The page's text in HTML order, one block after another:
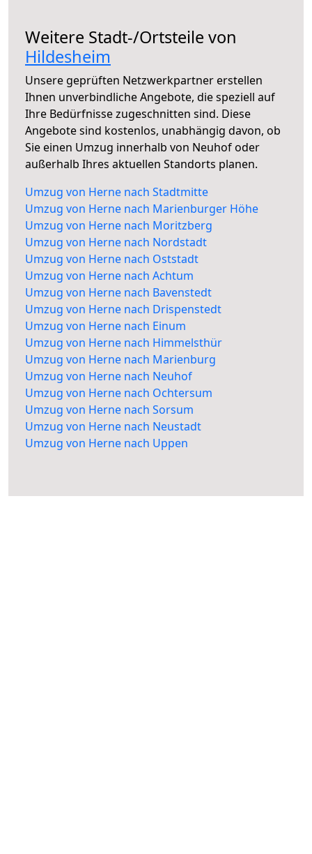
Weitere Stadt-/Ortsteile von
Hildesheim
Unsere geprüften Netzwerkpartner erstellen
Ihnen unverbindliche Angebote, die speziell auf
Ihre Bedürfnisse zugeschnitten sind. Diese
Angebote sind kostenlos, unabhängig davon, ob
Sie einen Umzug innerhalb von Neuhof oder
außerhalb Ihres aktuellen Standorts planen.
Umzug von Herne nach Stadtmitte
Umzug von Herne nach Marienburger Höhe
Umzug von Herne nach Moritzberg
Umzug von Herne nach Nordstadt
Umzug von Herne nach Oststadt
Umzug von Herne nach Achtum
Umzug von Herne nach Bavenstedt
Umzug von Herne nach Drispenstedt
Umzug von Herne nach Einum
Umzug von Herne nach Himmelsthür
Umzug von Herne nach Marienburg
Umzug von Herne nach Neuhof
Umzug von Herne nach Ochtersum
Umzug von Herne nach Sorsum
Umzug von Herne nach Neustadt
Umzug von Herne nach Uppen